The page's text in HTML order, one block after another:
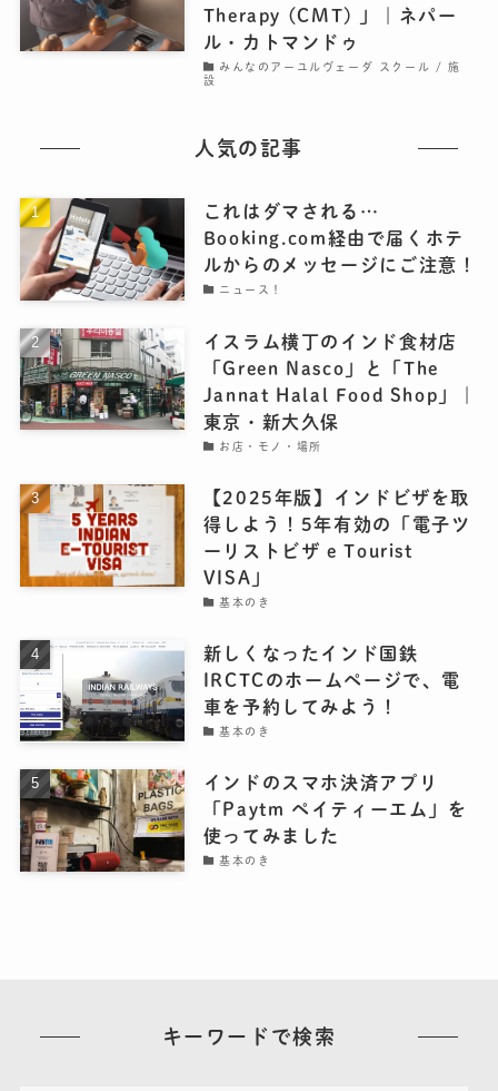
Therapy (CMT) 」｜ネパー
ル・カトマンドゥ
みんなのアーユルヴェーダ スクール / 施
設
人気の記事
これはダマされる…
Booking.com経由で届くホテ
ルからのメッセージにご注意！
ニュース！
イスラム横丁のインド食材店
「Green Nasco」と「The
Jannat Halal Food Shop」｜
東京・新大久保
お店・モノ・場所
【2025年版】インドビザを取
得しよう！5年有効の「電子ツ
ーリストビザ e Tourist
VISA」
基本のき
新しくなったインド国鉄
IRCTCのホームページで、電
車を予約してみよう！
基本のき
インドのスマホ決済アプリ
「Paytm ペイティーエム」を
使ってみました
基本のき
キーワードで検索